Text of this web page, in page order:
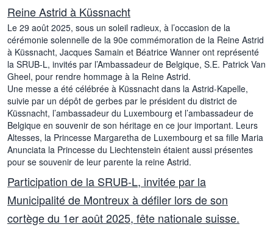
Reine Astrid à Küssnacht
Le 29 août 2025, sous un soleil radieux, à l’occasion de la
cérémonie solennelle de la 90e commémoration de la Reine Astrid
à Küssnacht, Jacques Samain et Béatrice Wanner ont représenté
la SRUB-L, invités par l’Ambassadeur de Belgique, S.E. Patrick Van
Gheel, pour rendre hommage à la Reine Astrid.
Une messe a été célébrée à Küssnacht dans la Astrid-Kapelle,
suivie par un dépôt de gerbes par le président du district de
Küssnacht, l’ambassadeur du Luxembourg et l’ambassadeur de
Belgique en souvenir de son héritage en ce jour important. Leurs
Altesses, la Princesse Margaretha de Luxembourg et sa fille Maria
Anunciata la Princesse du Liechtenstein étaient aussi présentes
pour se souvenir de leur parente la reine Astrid.
Participation de la SRUB-L, invitée par la
Municipalité de Montreux à défiler lors de son
cortège du 1er août 2025, fête nationale suisse.